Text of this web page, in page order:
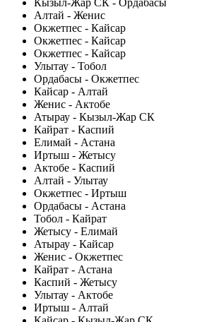
Кызыл-Жар СК - Ордабасы
Алтай - Женис
Окжетпес - Кайсар
Окжетпес - Кайсар
Окжетпес - Кайсар
Улытау - Тобол
Ордабасы - Окжетпес
Кайсар - Алтай
Женис - Актобе
Атырау - Кызыл-Жар СК
Кайрат - Каспий
Елимай - Астана
Иртыш - Жетысу
Актобе - Каспий
Алтай - Улытау
Окжетпес - Иртыш
Ордабасы - Астана
Тобол - Кайрат
Жетысу - Елимай
Атырау - Кайсар
Женис - Окжетпес
Кайрат - Астана
Каспий - Жетысу
Улытау - Актобе
Иртыш - Алтай